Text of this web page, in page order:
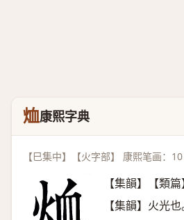
烅康熙字典
【巳集中】【火字部】 康熙笔画：
【集韻】【類篇
【集韻】火光也